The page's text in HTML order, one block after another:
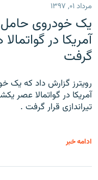
مرداد ۰۱, ۱۳۹۷
یک خودروی
آمریکا در
گرفت
رویترز گزارش داد که یک
آمریکا در گواتمالا عصر
تیراندازی قرار گرفت .
ادامه خبر